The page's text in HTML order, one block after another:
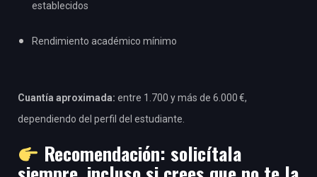
establecidos
Rendimiento académico mínimo
Cuantía aproximada: entre 1.700 y más de 6.000 €,
dependiendo del perfil del estudiante.
Recomendación: solicítala